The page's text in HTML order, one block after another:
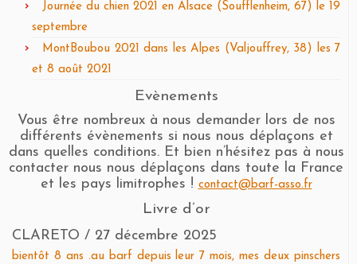
Journée du chien 2021 en Alsace (Soufflenheim, 67) le 19
septembre
MontBoubou 2021 dans les Alpes (Valjouffrey, 38) les 7
et 8 août 2021
Evènements
Vous être nombreux à nous demander lors de nos
différents évènements si nous nous déplaçons et
dans quelles conditions. Et bien n’hésitez pas à nous
contacter nous nous déplaçons dans toute la France
et les pays limitrophes ! contact@barf-asso.fr
Livre d’or
CLARETO / 27 décembre 2025
bientôt 8 ans .au barf depuis leur 7 mois, mes deux pinschers